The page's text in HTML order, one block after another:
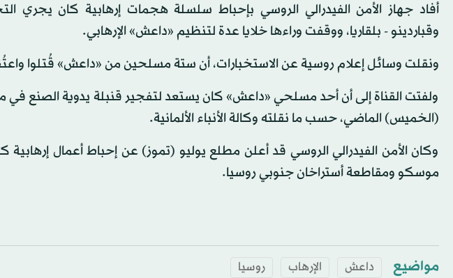
أفاد جهاز الأمن الفيدرالي الروسي بإحباط سلسلة هجمات إرهابية كان يجري
وقباردينو - بلقاريا، ووقفت وراءها خلايا عدة لتنظيم «داعش» الإرهابي.
ونقلت وسائل إعلام روسية عن الاستخبارات، أن ستة مسلحين من «داعش» قُتلوا
ولفتت القناة إلى أن أحد مسلحي «داعش» كان يستعد لتفجير قنبلة يدوية الصنع
(الخميس) الماضي، حسب ما نقلته وكالة الأنباء الألمانية.
وكان الأمن الفيدرالي الروسي قد أعلن مطلع يوليو (تموز) عن إحباط أعمال
موسكو ومقاطعة أستراخان جنوبي روسيا.
مواضيع داعش الإرهاب روسيا